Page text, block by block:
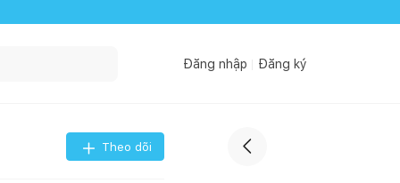
Đăng nhập Đăng ký
Theo dõi